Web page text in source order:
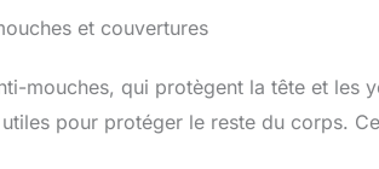
et couvertures
mouches, qui protègent la tête et les
pour protéger le reste du corps.